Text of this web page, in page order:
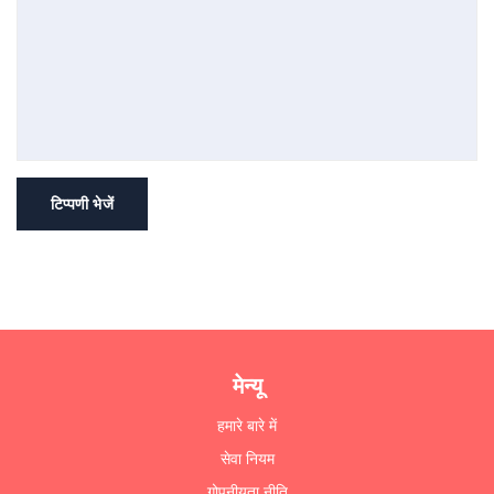
टिप्पणी भेजें
मेन्यू
हमारे बारे में
सेवा नियम